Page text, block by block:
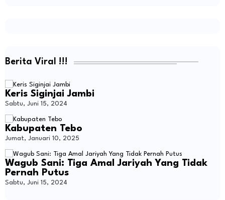
Berita Viral !!!
Keris Siginjai Jambi
Sabtu, Juni 15, 2024
Kabupaten Tebo
Jumat, Januari 10, 2025
Wagub Sani: Tiga Amal Jariyah Yang Tidak
Pernah Putus
Sabtu, Juni 15, 2024